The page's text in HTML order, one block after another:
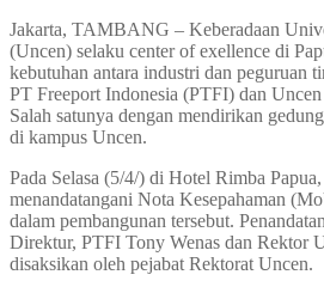
Jakarta, TAMBANG – Keberadaan
(Uncen) selaku center of exellence di
kebutuhan antara industri dan peguruan
PT Freeport Indonesia (PTFI) dan
Salah satunya dengan mendirikan
di kampus Uncen.
Pada Selasa (5/4/) di Hotel Rimba
menandatangani Nota Kesepahaman
dalam pembangunan tersebut.
Direktur, PTFI Tony Wenas dan Rektor
disaksikan oleh pejabat Rektorat Uncen.